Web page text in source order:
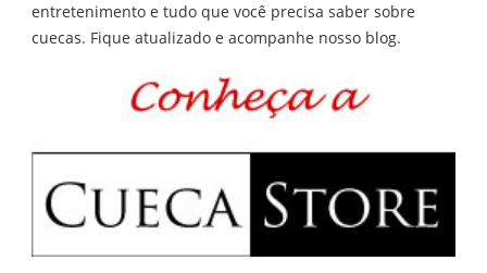
entretenimento e tudo que você precisa saber sobre
cuecas. Fique atualizado e acompanhe nosso blog.